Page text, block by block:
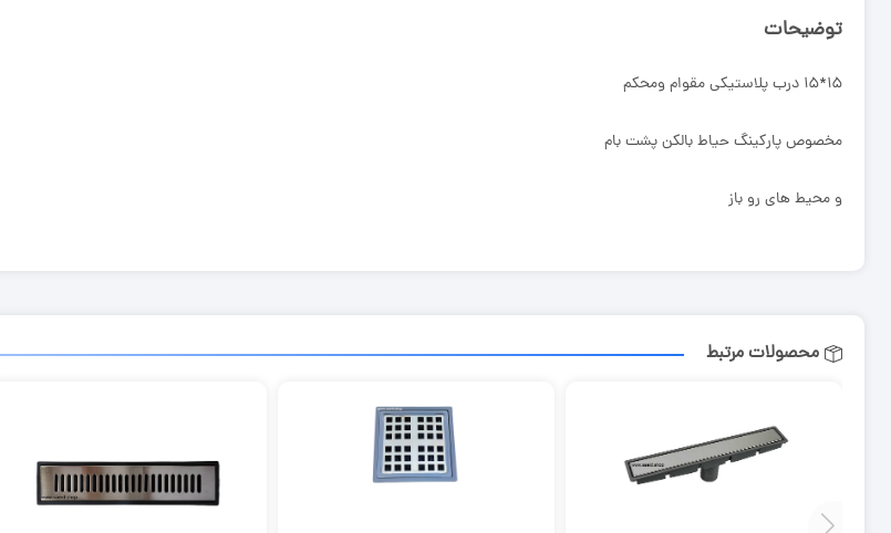
توضیحات
۱۵*۱۵ درب پلاستیکی مقوام ومحکم
مخصوص پارکینگ حیاط بالکن پشت بام
و محیط های رو باز
محصولات مرتبط